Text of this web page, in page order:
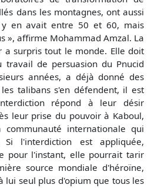
dans les montagnes, ont aussi
en avait entre 50 et 60, mais
», affirme Mohammad Amzal. La
a surpris tout le monde. Elle doit
travail de persuasion du Pnucid
années, a déjà donné des
talibans s'en défendent, il est
répond à leur désir
leur prise du pouvoir à Kaboul,
communauté internationale qui
l'interdiction est appliquée,
pour l'instant, elle pourrait tarir
source mondiale d'héroïne,
lui seul plus d'opium que tous les